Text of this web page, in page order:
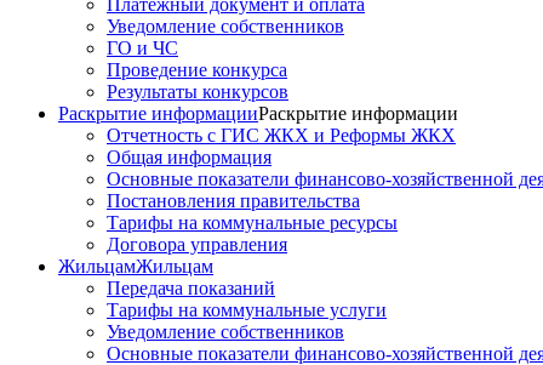
Платежный документ и оплата
Уведомление собственников
ГО и ЧС
Проведение конкурса
Результаты конкурсов
Раскрытие информацииРаскрытие информации
Отчетность с ГИС ЖКХ и Реформы ЖКХ
Общая информация
Основные показатели финансово-хозяйственной
Постановления правительства
Тарифы на коммунальные ресурсы
Договора управления
ЖильцамЖильцам
Передача показаний
Тарифы на коммунальные услуги
Уведомление собственников
Основные показатели финансово-хозяйственной